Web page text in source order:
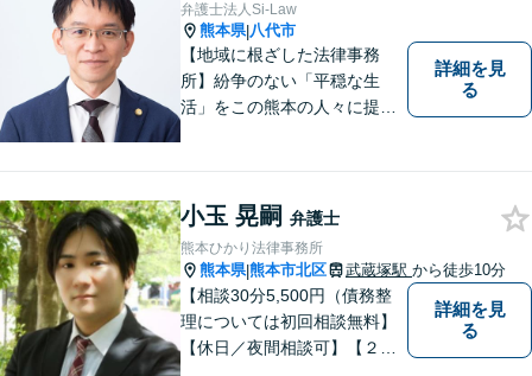
弁護士法人Si-Law
熊本県|八代市
【地域に根ざした法律事務
所】紛争のない「平穏な生
活」をこの熊本の人々に提供
の人たちに紛争のない「平穏
な生活」を提供するという志
を持って日々の仕事に取り組
んでまいります。
詳細を見
る
小玉 晃嗣 弁護士
熊本ひかり法律事務所
熊本県|熊本市北区 武蔵塚駅 から徒歩10分
【相談30分5,500円（債務整
理については初回相談無料】
【休日／夜間相談可】【２０
詳細を見
る